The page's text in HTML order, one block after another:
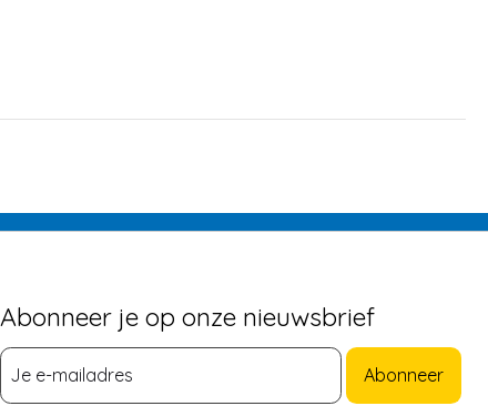
Abonneer je op onze nieuwsbrief
Abonneer